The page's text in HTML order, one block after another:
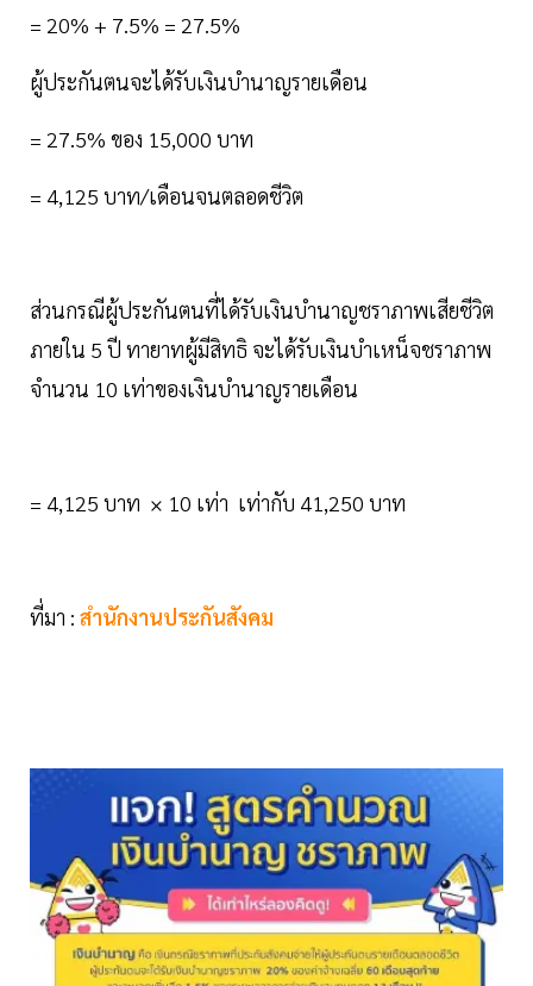
= 20% + 7.5% = 27.5%
ผู้ประกันตนจะได้รับเงินบำนาญรายเดือน
= 27.5% ของ 15,000 บาท
= 4,125 บาท/เดือนจนตลอดชีวิต
ส่วนกรณีผู้ประกันตนที่ได้รับเงินบำนาญชราภาพเสียชีวิต
ภายใน 5 ปี ทายาทผู้มีสิทธิ จะได้รับเงินบำเหน็จชราภาพ
จำนวน 10 เท่าของเงินบำนาญรายเดือน
= 4,125 บาท × 10 เท่า เท่ากับ 41,250 บาท
ที่มา : สำนักงานประกันสังคม